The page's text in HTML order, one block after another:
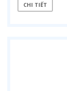
CHI TIẾT